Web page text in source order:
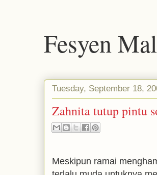
Fesyen
Tuesday, September 18,
Zahnita tutup pintu
Meskipun ramai